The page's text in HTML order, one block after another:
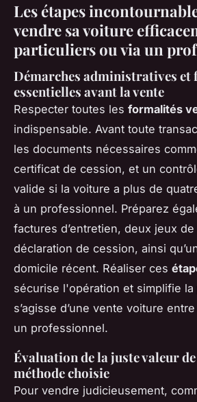
Les étapes
vendre sa voiture
particuliers ou via un
Démarches administratives et
essentielles avant la vente
Respecter toutes les formalités
indispensable. Avant toute
les documents nécessaires
certificat de cession, et un
valide si la voiture a plus de
à un professionnel. Préparez
factures d’entretien, deux jeux
déclaration de cession, ainsi
domicile récent. Réaliser ces
sécurise l'opération et simplifie
s’agisse d’une vente voiture
un professionnel.
Évaluation de la juste valeur
méthode choisie
Pour vendre judicieusement,